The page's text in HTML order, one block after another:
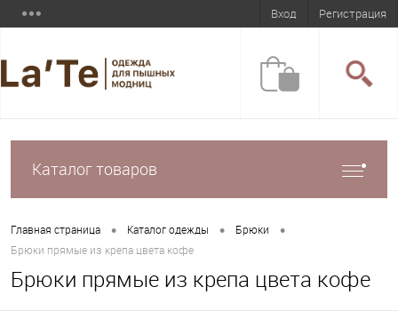
Вход Регистрация
Каталог товаров
Главная страница • Каталог одежды • Брюки •
Брюки прямые из крепа цвета кофе
Брюки прямые из крепа цвета кофе